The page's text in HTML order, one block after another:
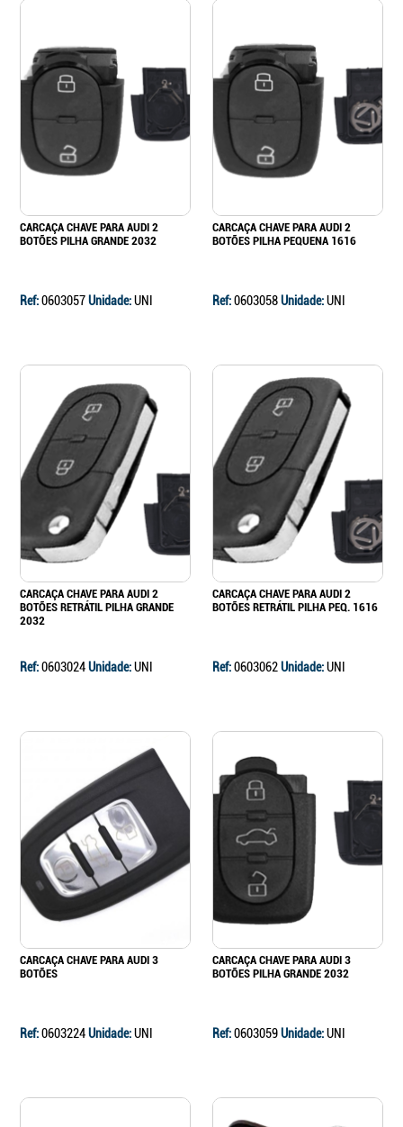
CARCAÇA CHAVE PARA AUDI 2
BOTÕES PILHA GRANDE 2032
Ref:0603057Unidade:UNI
CARCAÇA CHAVE PARA AUDI 2
BOTÕES PILHA PEQUENA 1616
Ref:0603058Unidade:UNI
CARCAÇA CHAVE PARA AUDI 2
BOTÕES RETRÁTIL PILHA GRANDE
2032
Ref:0603024Unidade:UNI
CARCAÇA CHAVE PARA AUDI 2
BOTÕES RETRÁTIL PILHA PEQ. 1616
Ref:0603062Unidade:UNI
CARCAÇA CHAVE PARA AUDI 3
BOTÕES
Ref:0603224Unidade:UNI
CARCAÇA CHAVE PARA AUDI 3
BOTÕES PILHA GRANDE 2032
Ref:0603059Unidade:UNI